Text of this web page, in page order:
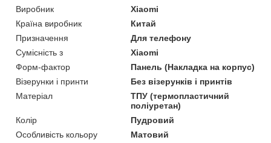
Виробник
Xiaomi
Країна виробник
Китай
Призначення
Для телефону
Сумісність з
Xiaomi
Форм-фактор
Панель (Накладка на корпус)
Візерунки і принти
Без візерунків і принтів
Матеріал
ТПУ (термопластичний
поліуретан)
Колір
Пудровий
Особливість кольору
Матовий